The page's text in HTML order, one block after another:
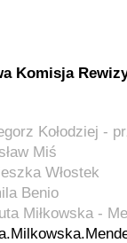
Komisja
Kołodziej -
Miś
Włostek
Benio
Miłkowska -